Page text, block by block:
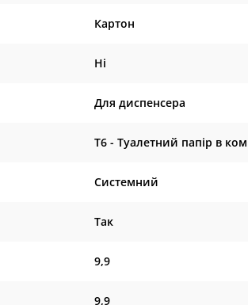
Картон
Ні
Для диспенсера
Т6 - Туалетний папір в
Системний
Так
9,9
9,9